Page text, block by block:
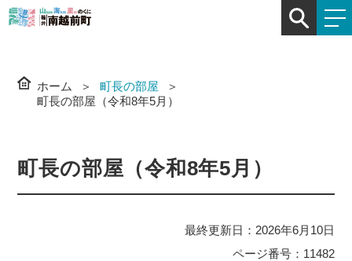
ホーム
町長の部屋
町長の部屋（令和8年5月）
町長の部屋（令和8年5月）
最終更新日：2026年6月10日
ページ番号：11482